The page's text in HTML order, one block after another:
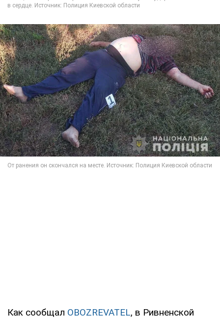
Как сообщал OBOZREVATEL, в Ривненской